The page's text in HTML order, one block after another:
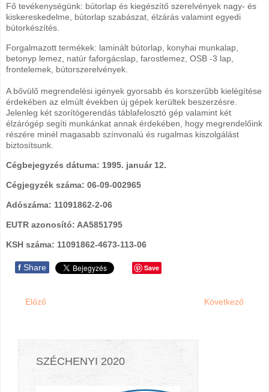
Fő tevékenységünk: bútorlap és kiegészítő szerelvények nagy- és
kiskereskedelme, bútorlap szabászat, élzárás valamint egyedi
bútorkészítés.
Forgalmazott termékek: laminált bútorlap, konyhai munkalap,
betonyp lemez, natúr faforgácslap, farostlemez, OSB -3 lap,
frontelemek, bútorszerelvények.
A bővülő megrendelési igények gyorsabb és korszerűbb kielégítése
érdekében az elmúlt években új gépek kerültek beszerzésre.
Jelenleg két szorítógerendás táblafelosztó gép valamint két
élzárógép segíti munkánkat annak érdekében, hogy megrendelőink
részére minél magasabb színvonalú és rugalmas kiszolgálást
biztosítsunk.
Cégbejegyzés dátuma: 1995. január 12.
Cégjegyzék száma: 06-09-002965
Adószáma: 11091862-2-06
EUTR azonosító: AA5851795
KSH száma: 11091862-4673-113-06
f Share Save
Előző Következő
SZÉCHENYI 2020